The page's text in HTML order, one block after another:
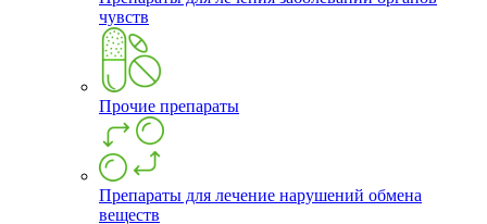
чувств
Прочие препараты
Препараты для лечение нарушений обмена
веществ